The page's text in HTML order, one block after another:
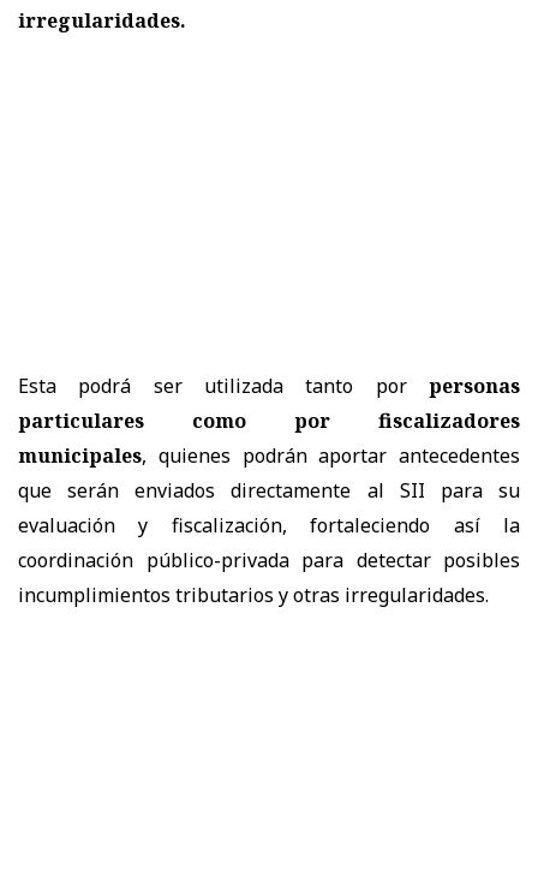
irregularidades.
Esta podrá ser utilizada tanto por personas
particulares como por fiscalizadores
municipales, quienes podrán aportar antecedentes
que serán enviados directamente al SII para su
evaluación y fiscalización, fortaleciendo así la
coordinación público-privada para detectar posibles
incumplimientos tributarios y otras irregularidades.